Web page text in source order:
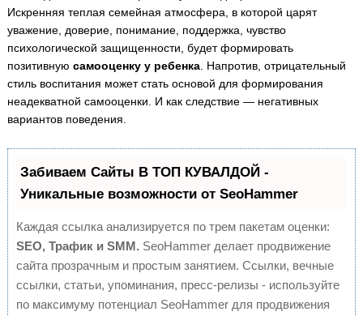
Искренняя теплая семейная атмосфера, в которой царят
уважение, доверие, понимание, поддержка, чувство
психологической защищенности, будет формировать
позитивную самооценку у ребенка. Напротив, отрицательный
стиль воспитания может стать основой для формирования
неадекватной самооценки. И как следствие — негативных
вариантов поведения.
Забиваем Сайты В ТОП КУВАЛДОЙ -
Уникальные возможности от SeoHammer
Каждая ссылка анализируется по трем пакетам оценки:
SEO, Трафик и SMM. SeoHammer делает продвижение
сайта прозрачным и простым занятием. Ссылки, вечные
ссылки, статьи, упоминания, пресс-релизы - используйте
по максимуму потенциал SeoHammer для продвижения